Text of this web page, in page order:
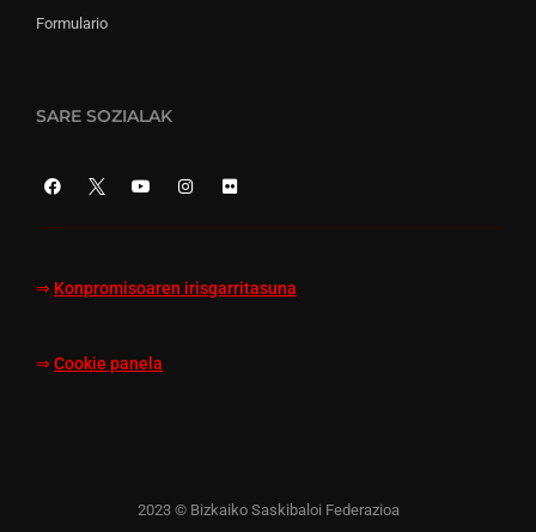
Formulario
SARE SOZIALAK
⇒ Konpromisoaren irisgarritasuna
⇒ Cookie panela
2023 © Bizkaiko Saskibaloi Federazioa